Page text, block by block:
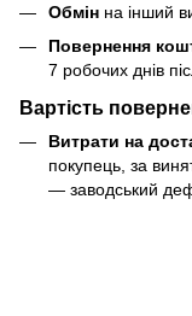
Обмін на інший
Повернення
7 робочих днів
Вартість
Витрати на
покупець, за
— заводський